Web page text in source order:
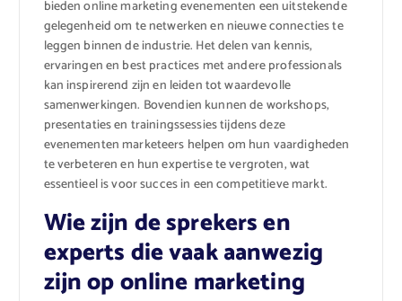
bieden online marketing evenementen een uitstekende
gelegenheid om te netwerken en nieuwe connecties te
leggen binnen de industrie. Het delen van kennis,
ervaringen en best practices met andere professionals
kan inspirerend zijn en leiden tot waardevolle
samenwerkingen. Bovendien kunnen de workshops,
presentaties en trainingssessies tijdens deze
evenementen marketeers helpen om hun vaardigheden
te verbeteren en hun expertise te vergroten, wat
essentieel is voor succes in een competitieve markt.
Wie zijn de sprekers en
experts die vaak aanwezig
zijn op online marketing